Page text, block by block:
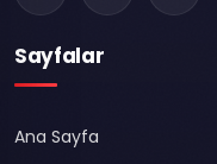
Sayfalar
Ana Sayfa